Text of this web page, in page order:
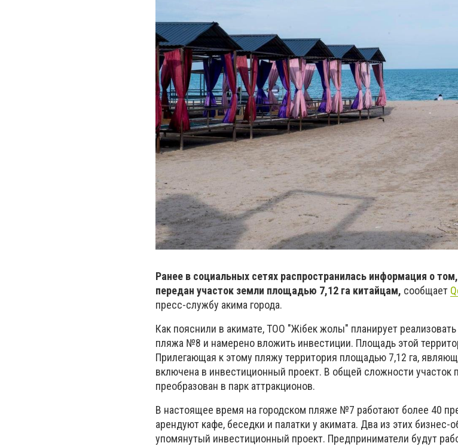
Ранее в социальных сетях распространилась информация о
передан участок земли площадью 7,12 га китайцам, сообщает
пресс-службу акима города.
Как пояснили в акимате, ТОО "Жібек жолы" планирует реализовать
пляжа №8 и намерено вложить инвестиции. Площадь этой
Прилегающая к этому пляжу территория площадью 7,12 га,
включена в инвестиционный проект. В общей сложности участок
преобразован в парк аттракционов.
В настоящее время на городском пляже №7 работают более 40
арендуют кафе, беседки и палатки у акимата. Два из этих бизнес-
упомянутый инвестиционный проект. Предприниматели будут